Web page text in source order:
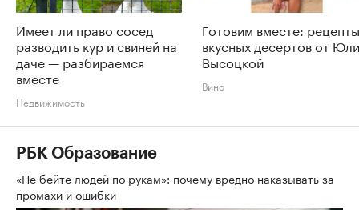
Имеет ли право сосед
разводить кур и свиней на
даче — разбираемся
вместе
Недвижимость
Готовим вместе: рецепты
вкусных десертов от
Высоцкой
Вино
РБК Образование
«Не бейте людей по рукам»: почему вредно наказывать за
промахи и ошибки